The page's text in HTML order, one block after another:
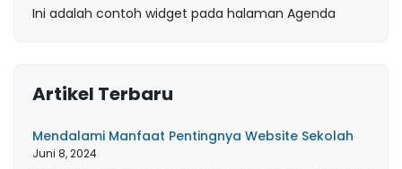
Ini adalah contoh widget pada halaman Agenda
Artikel Terbaru
Mendalami Manfaat Pentingnya Website Sekolah
Juni 8, 2024